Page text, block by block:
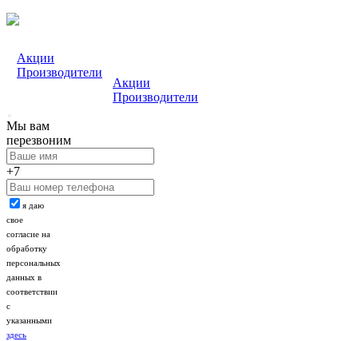
Акции
Производители
Акции
Производители
Мы вам
перезвоним
+7
я даю
свое
согласие на
обработку
персональных
данных в
соответствии
с
указанными
здесь